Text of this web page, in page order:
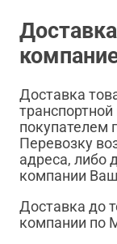
Доставка
покупателем
Перевозку
адреса, либо
компании
Доставка до
компании по